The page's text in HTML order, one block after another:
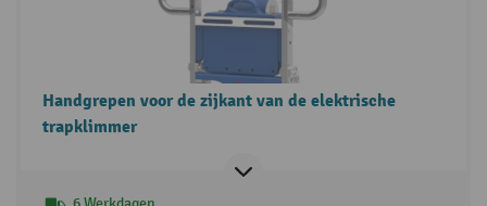
Handgrepen voor de zijkant van de elektrische
trapklimmer